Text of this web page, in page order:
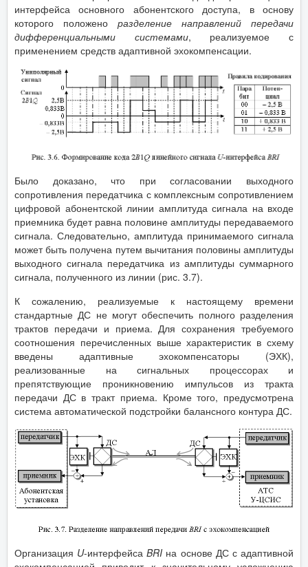
интерфейса основного абонентского доступа, в основу
которого положено разделение
направлений передачи
дифференциальными системами, реализуемое с
применением средств адаптивной эхокомпенсации.
Было доказано, что при согласовании выходного
сопротивления передатчика с комплексным сопротивлением
цифровой абонентской линии амплитуда сигнала на входе
приемника будет равна половине амплитуды передаваемого
сигнала. Следовательно, амплитуда принимаемого сигнала
может быть получена путем вычитания половины амплитуды
выходного сигнала передатчика из амплитуды суммарного
сигнала, полученного из линии (рис. 3.7).
К сожалению, реализуемые к настоящему времени
стандартные ДС не могут обеспечить полного разделения
трактов передачи и приема. Для сохранения требуемого
соотношения перечисленных выше характеристик в схему
введены адаптивные эхокомпенсаторы (ЭХК),
реализованные на сигнальных процессорах и
препятствующие проникновению импульсов из тракта
передачи ДС в тракт приема. Кроме того, предусмотрена
система автоматической подстройки балансного контура ДС.
Организация U-интерфейсаBRI на основе ДС с адаптивной